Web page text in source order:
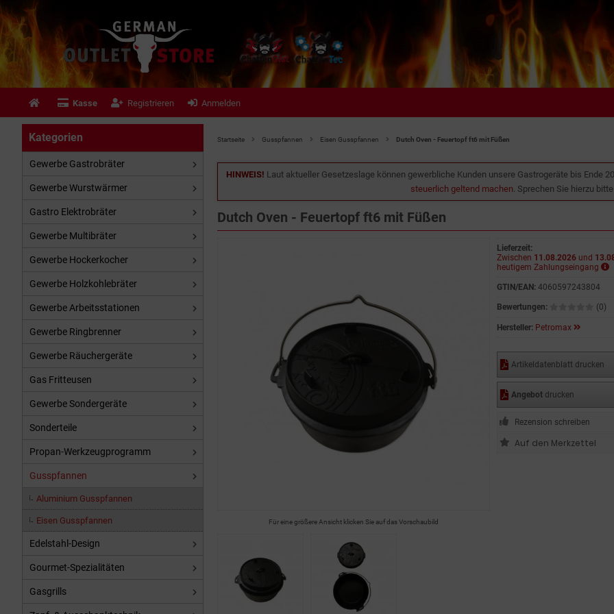
Kasse Registrieren Anmelden
Startseite Gusspfannen Eisen Gusspfannen Dutch Oven - Feuertopf ft6 mit Füßen
HINWEIS! Laut aktueller Gesetzeslage können gewerbliche Kunden unsere Gastrogeräte bis Ende
steuerlich geltend machen. Sprechen Sie hierzu
Dutch Oven - Feuertopf ft6 mit Füßen
Für eine größere Ansicht klicken Sie auf das Vorschaubild
Lieferzeit:
Zwischen 11.08.2026und
heutigem Zahlungseingang
GTIN/EAN: 4060597243804
Bewertungen: (0)
Hersteller: Petromax
Artikeldatenblatt drucken
Angebotdrucken
Rezension schreiben
Kategorien
Gewerbe Gastrobräter
Gewerbe Wurstwärmer
Gastro Elektrobräter
Gewerbe Multibräter
Gewerbe Hockerkocher
Gewerbe Holzkohlebräter
Gewerbe Arbeitsstationen
Gewerbe Ringbrenner
Gewerbe Räuchergeräte
Gas Fritteusen
Gewerbe Sondergeräte
Sonderteile
Propan-Werkzeugprogramm
Gusspfannen
Aluminium Gusspfannen
Eisen Gusspfannen
Edelstahl-Design
Gourmet-Spezialitäten
Gasgrills